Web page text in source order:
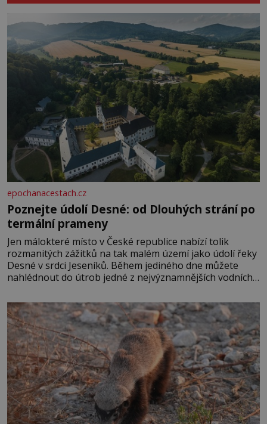
epochanacestach.cz
Poznejte údolí Desné: od Dlouhých strání po
termální prameny
Jen málokteré místo v České republice nabízí tolik
rozmanitých zážitků na tak malém území jako údolí řeky
Desné v srdci Jeseníků. Během jediného dne můžete
nahlédnout do útrob jedné z nejvýznamnějších vodních
se na koloběžce a den zakončit poznáváním památek ve
Velkých Losinách nebo v termálním